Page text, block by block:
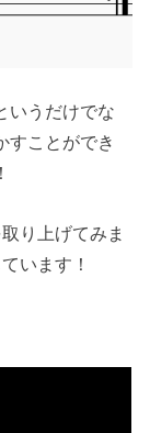
いうだけでな
すことができ
り上げてみま
います！